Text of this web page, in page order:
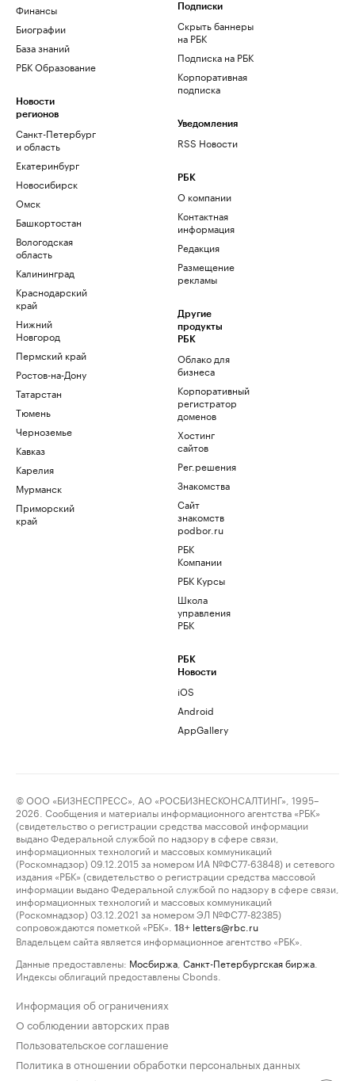
Финансы
Биографии
База знаний
РБК Образование
Новости
регионов
Санкт-Петербург
и область
Екатеринбург
Новосибирск
Омск
Башкортостан
Вологодская
область
Калининград
Краснодарский
край
Нижний
Новгород
Пермский край
Ростов-на-Дону
Татарстан
Тюмень
Черноземье
Кавказ
Карелия
Мурманск
Приморский
край
Подписки
Скрыть баннеры
на РБК
Подписка на РБК
Корпоративная
подписка
Уведомления
RSS Новости
РБК
О компании
Контактная
информация
Редакция
Размещение
рекламы
Другие
продукты
РБК
Облако для
бизнеса
Корпоративный
регистратор
доменов
Хостинг
сайтов
Рег.решения
Знакомства
Сайт
знакомств
podbor.ru
РБК
Компании
РБК Курсы
Школа
управления
РБК
РБК
Новости
iOS
Android
AppGallery
© ООО «БИЗНЕСПРЕСС», АО «РОСБИЗНЕСКОНСАЛТИНГ», 1995–
2026. Сообщения и материалы информационного агентства «РБК»
(свидетельство о регистрации средства массовой информации
выдано Федеральной службой по надзору в сфере связи,
информационных технологий и массовых коммуникаций
(Роскомнадзор) 09.12.2015 за номером ИА №ФС77-63848) и сетевого
издания «РБК» (свидетельство о регистрации средства массовой
информации выдано Федеральной службой по надзору в сфере связи,
информационных технологий и массовых коммуникаций
(Роскомнадзор) 03.12.2021 за номером ЭЛ №ФС77-82385)
сопровождаются пометкой «РБК».
18+ letters@rbc.ru
Владельцем сайта является информационное агентство «РБК».
Данные предоставлены: Мосбиржа Санкт-Петербургская биржа
Индексы облигаций предоставлены Cbonds.
Информация об ограничениях
О соблюдении авторских прав
Пользовательское соглашение
Политика в отношении обработки персональных данных